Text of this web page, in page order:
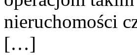
nieruchomości
[…]